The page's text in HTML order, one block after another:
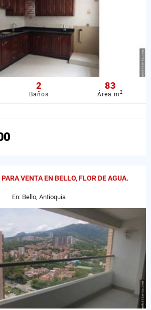
2
Baños
83
Área m2
VENTA EN BELLO, FLOR DE AGUA.
En: Bello, Antioquia